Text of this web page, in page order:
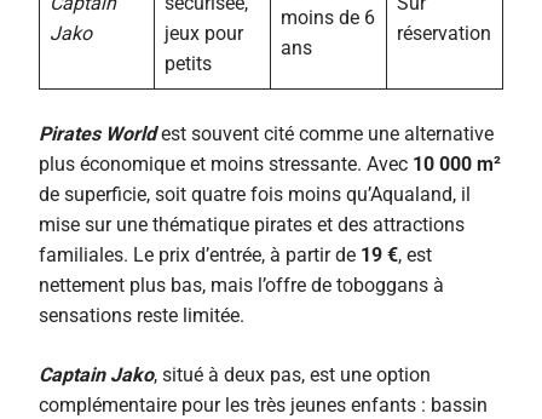
Jako
jeux pour
petits
moins de 6
ans
réservation
Pirates Worldest souvent cité comme une alternative
plus économique et moins stressante. Avec 10 000 m²
de superficie, soit quatre fois moins qu’Aqualand, il
mise sur une thématique pirates et des attractions
familiales. Le prix d’entrée, à partir de 19 €, est
nettement plus bas, mais l’offre de toboggans à
sensations reste limitée.
Captain Jako, situé à deux pas, est une option
complémentaire pour les très jeunes enfants : bassin